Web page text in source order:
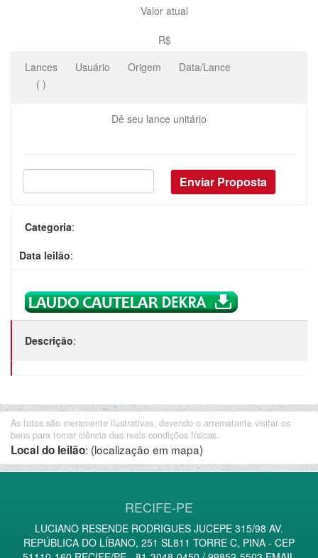
Valor atual
R$
Lances
( )
Usuário Origem Data/Lance
Dê seu lance unitário
Categoria:
Data leilão:
Descrição:
As fotos são meramente ilustrativas, devendo o arrematante visitar os
bens para tomar ciência das reais condições físicas.
Local do leilão: (localização em mapa)
RECIFE-PE
LUCIANO RESENDE RODRIGUES JUCEPE 315/98 AV.
REPÚBLICA DO LÍBANO, 251 SL811 TORRE C, PINA - CEP